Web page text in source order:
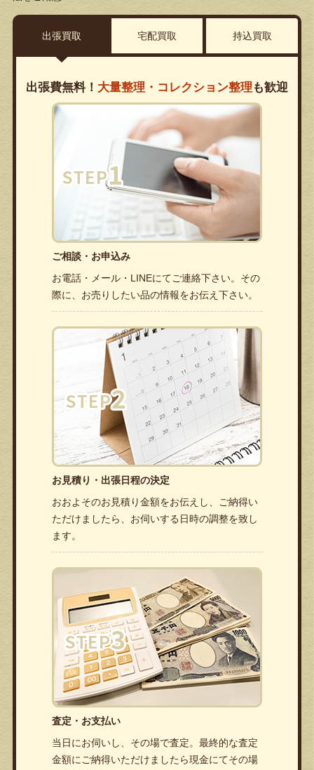
出張買取 宅配買取 持込買取
出張費無料！ 大量整理・コレクション整理 も歓迎
ご相談・お申込み
お電話・メール・LINEにてご連絡下さい。その
際に、お売りしたい品の情報をお伝え下さい。
お見積り・出張日程の決定
おおよそのお見積り金額をお伝えし、ご納得い
ただけましたら、お伺いする日時の調整を致し
ます。
査定・お支払い
当日にお伺いし、その場で査定。最終的な査定
金額にご納得いただけましたら現金にてその場